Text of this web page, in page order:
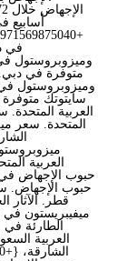
في
وميزوبروستول
متوفرة في
وميزوبروستول في
سايتوتك
العربية
المتحدة. سعر
العربية
حبوب الإجهاض
حبوب الإجهاض.
قطر. الآثار
ميفيبريستون في
الطارئة في
العربية